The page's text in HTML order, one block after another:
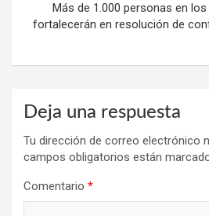
Más de 1.000 personas en
fortalecerán en resolución de
Deja una respuesta
Tu dirección de correo electrónico
campos obligatorios están
Comentario *